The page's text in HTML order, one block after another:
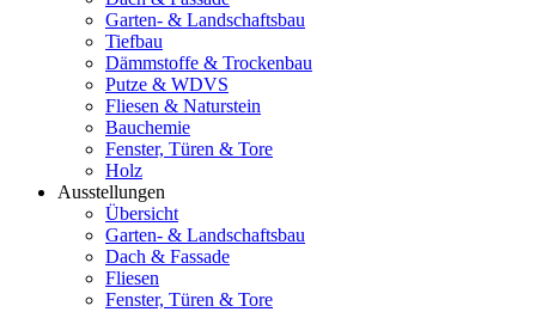
Garten- & Landschaftsbau
Tiefbau
Dämmstoffe & Trockenbau
Putze & WDVS
Fliesen & Naturstein
Bauchemie
Fenster, Türen & Tore
Holz
Ausstellungen
Übersicht
Garten- & Landschaftsbau
Dach & Fassade
Fliesen
Fenster, Türen & Tore